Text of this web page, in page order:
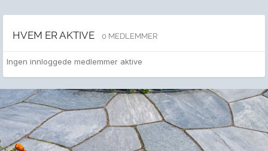
HVEM ER AKTIVE 0 MEDLEMMER
Ingen innloggede medlemmer aktive